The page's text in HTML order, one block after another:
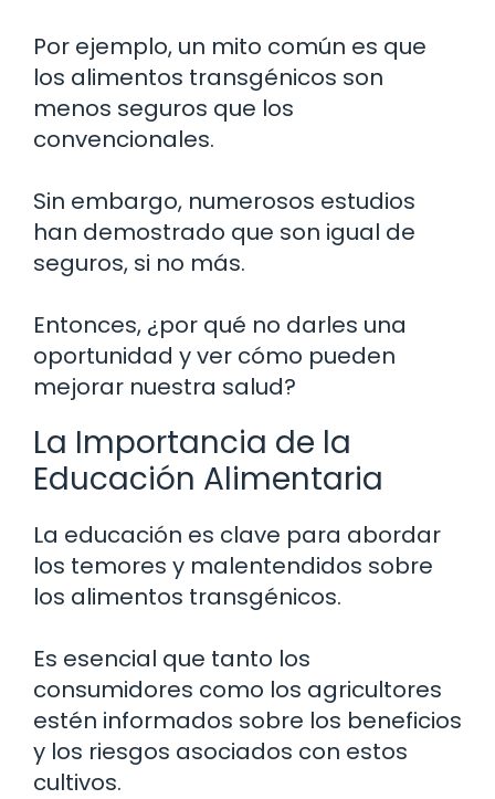
Por ejemplo, un mito común es que
los alimentos transgénicos son
menos seguros que los
convencionales.
Sin embargo, numerosos estudios
han demostrado que son igual de
seguros, si no más.
Entonces, ¿por qué no darles una
oportunidad y ver cómo pueden
mejorar nuestra salud?
La Importancia de la
Educación Alimentaria
La educación es clave para abordar
los temores y malentendidos sobre
los alimentos transgénicos.
Es esencial que tanto los
consumidores como los agricultores
estén informados sobre los beneficios
y los riesgos asociados con estos
cultivos.